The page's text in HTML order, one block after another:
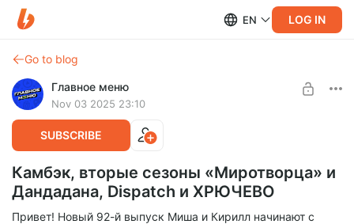
EN LOG IN
Go to blog
Главное меню
Nov 03 2025 23:10
SUBSCRIBE
Камбэк, вторые сезоны «Миротворца» и
Дандадана, Dispatch и ХРЮЧЕВО
Привет! Новый 92-й выпуск Миша и Кирилл начинают с